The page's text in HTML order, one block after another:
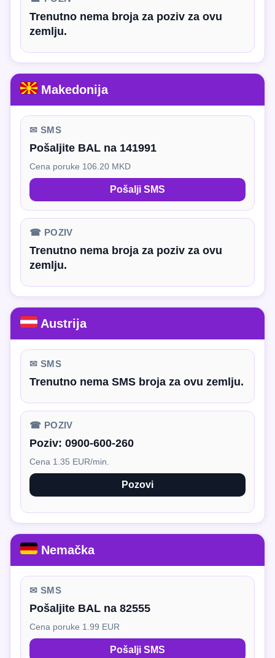
Trenutno nema broja za poziv za ovu
zemlju.
Makedonija
✉ SMS
Pošaljite BAL na 141991
Cena poruke 106.20 MKD
Pošalji SMS
☎ POZIV
Trenutno nema broja za poziv za ovu
zemlju.
Austrija
✉ SMS
Trenutno nema SMS broja za ovu zemlju.
☎ POZIV
Poziv: 0900-600-260
Cena 1.35 EUR/min.
Pozovi
Nemačka
✉ SMS
Pošaljite BAL na 82555
Cena poruke 1.99 EUR
Pošalji SMS